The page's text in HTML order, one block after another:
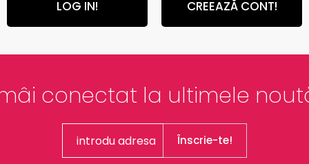
LOG IN! CREEAZĂ CONT!
conectat la ultimele
Înscrie-te!